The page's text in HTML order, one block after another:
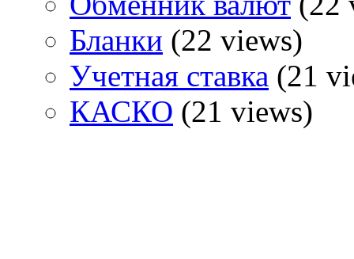
Бланки (22 views)
Учетная ставка (21
КАСКО (21 views)